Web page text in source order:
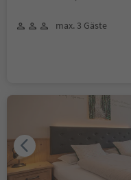
max. 3 Gäste